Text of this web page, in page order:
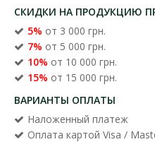
СКИДКИ НА ПРОДУКЦИЮ
5% от 3 000 грн.
7% от 5 000 грн.
10% от 10 000 грн.
15% от 15 000 грн.
ВАРИАНТЫ ОПЛАТЫ
Наложенный платеж
Оплата картой Visa /